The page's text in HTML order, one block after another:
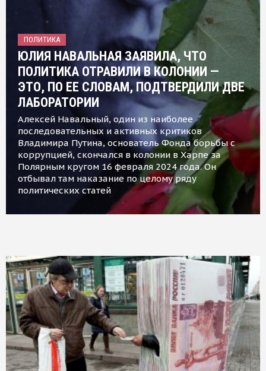
ПОЛИТИКА
ЮЛИЯ НАВАЛЬНАЯ ЗАЯВИЛА, ЧТО
ПОЛИТИКА ОТРАВИЛИ В КОЛОНИИ —
ЭТО, ПО ЕЕ СЛОВАМ, ПОДТВЕРДИЛИ ДВЕ
ЛАБОРАТОРИИ
Алексей Навальный, один из наиболее
последовательных и активных критиков
Владимира Путина, основатель Фонда борьбы с
коррупцией, скончался в колонии в Харпе за
Полярным кругом 16 февраля 2024 года. Он
отбывал там наказание по целому ряду
политических статей